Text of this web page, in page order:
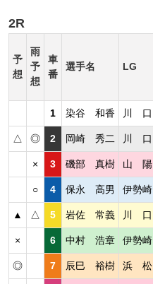
2R
予
想
雨
予
想
車
番
選手名 LG
1 染谷 和香 川 口
△ ◎ 2 岡崎 秀二 川 口
× 3 磯部 真樹 山 陽
○ 4 保永 高男 伊勢崎
▲ △ 5 岩佐 常義 川 口
× 6 中村 浩章 伊勢崎
◎ 7 辰巳 裕樹 浜 松